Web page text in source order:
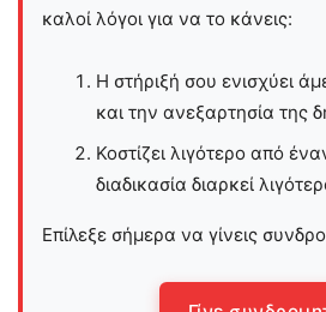
καλοί λόγοι για να το κάνεις:
Η στήριξή σου ενισχύει
και την ανεξαρτησία της
Κοστίζει λιγότερο από
διαδικασία διαρκεί
Επίλεξε σήμερα να γίνεις